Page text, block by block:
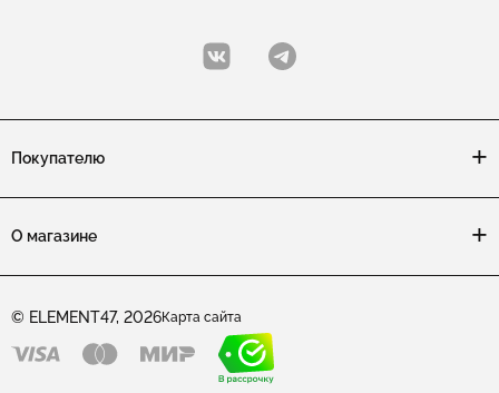
Покупателю
О магазине
© ELEMENT47, 2026Карта сайта